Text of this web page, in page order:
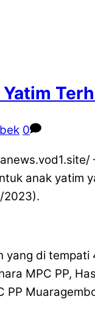
0
anak yatim
2023).
yang di
MPC PP,
PP